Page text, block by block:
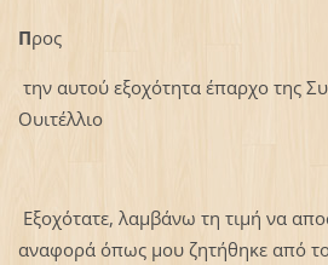
Προς
την αυτού εξοχότητα έπαρχο της
Ουιτέλλιο
Εξοχότατε, λαμβάνω τη τιμή να
αναφορά όπως μου ζητήθηκε από